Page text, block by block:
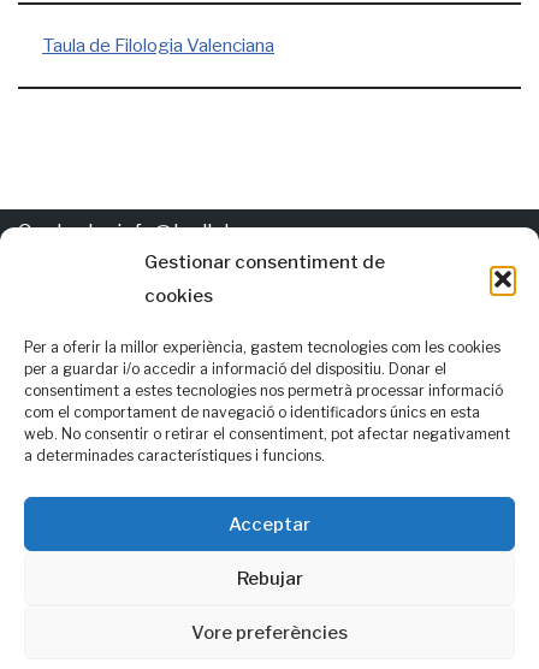
Gestionar consentiment de
cookies
Per a oferir la millor experiència, gastem tecnologies com les cookies
per a guardar i/o accedir a informació del dispositiu. Donar el
consentiment a estes tecnologies nos permetrà processar informació
com el comportament de navegació o identificadors únics en esta
web. No consentir o retirar el consentiment, pot afectar negativament
a determinades característiques i funcions.
Acceptar
Rebujar
Vore preferències
Taula de Filologia Valenciana
Contacte:info@trellat.org
cookies
Els autors d'esta pàgina gasten per al valencià les normatives
AVL i RACV i, també, opcions alternatives que consideren que
podrien ser de consens
Seguix-nos en: